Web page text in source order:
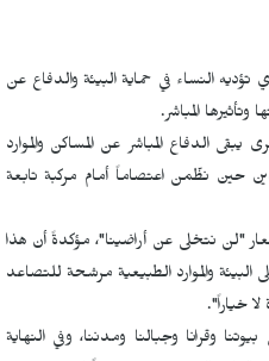
تؤديه النساء في حماية البيئة والدفاع عن
المباشر.
الدفاع المباشر عن المساكن والموارد
حين نظّمن اعتصاماً أمام مركبة تابعة
"لن نتخلى عن أراضينا"، مؤكدةً أن هذا
البيئة والموارد الطبيعية مرشحة للتصاعد
خياراً".
وقرانا وجبالنا ومدننا، وفي النهاية